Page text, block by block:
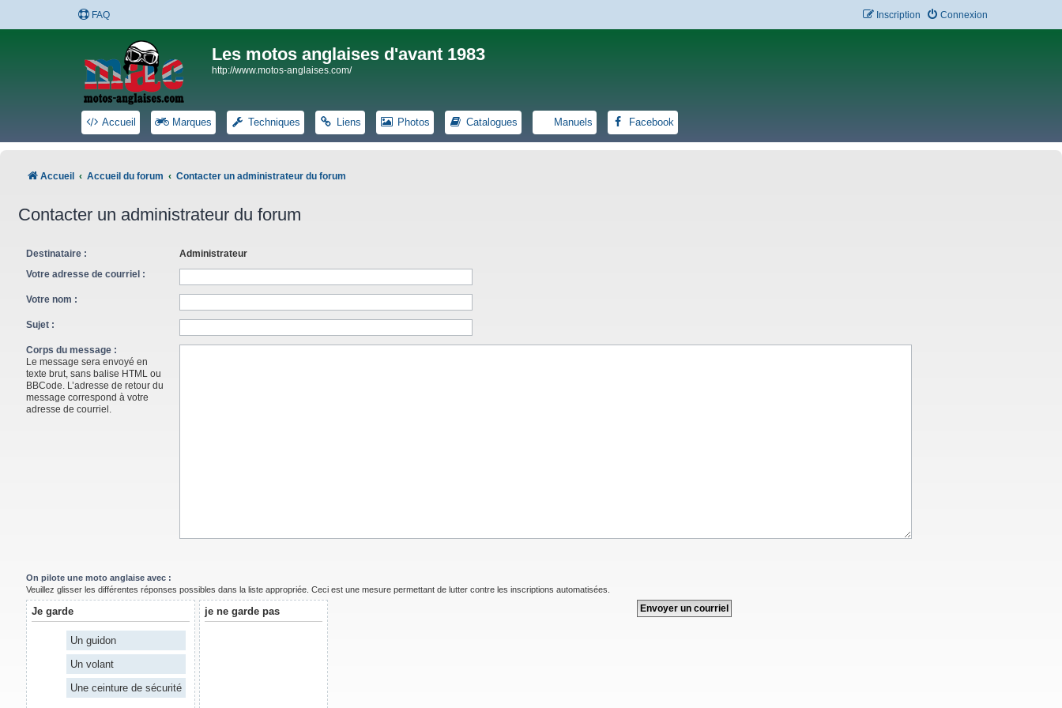
FAQ Connexion
Inscription
Les motos anglaises d'avant 1983
http://www.motos-anglaises.com/
Accueil Marques Techniques Liens Photos Catalogues Manuels Facebook
Accueil Accueil du forum Contacter un administrateur du forum
Contacter un administrateur du forum
Destinataire :
Administrateur
Votre adresse de courriel :
Votre nom :
Sujet :
Corps du message :
Le message sera envoyé en
texte brut, sans balise HTML ou
BBCode. L’adresse de retour du
message correspond à votre
adresse de courriel.
On pilote une moto anglaise avec :
Veuillez glisser les différentes réponses possibles dans la liste appropriée. Ceci est une mesure permettant de lutter contre les inscriptions automatisées.
Je garde
Un guidon
Un volant
Une ceinture de sécurité
je ne garde pas